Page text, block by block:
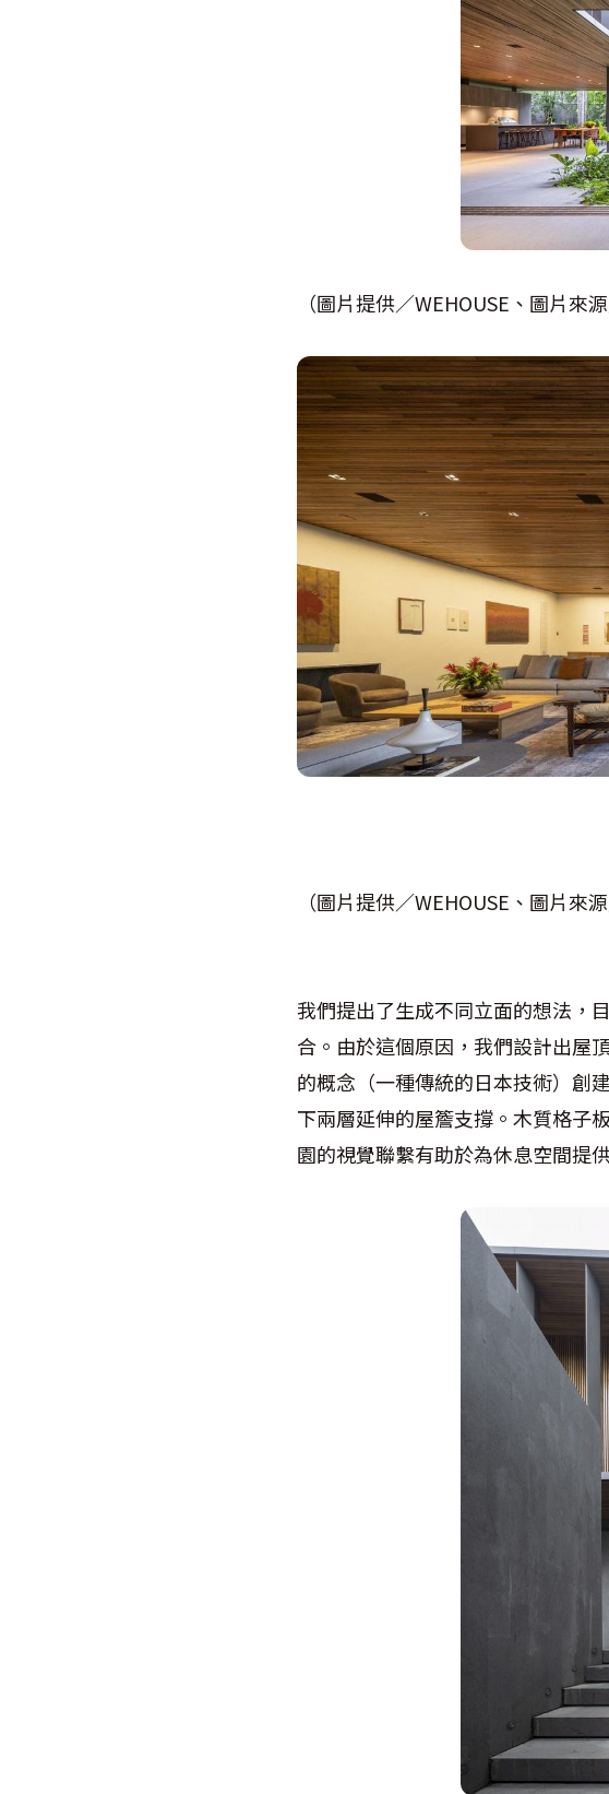
（圖片提供／WEHOUSE、圖片來
（圖片提供／WEHOUSE、圖片來
我們提出了生成不同立面的想法，
合。由於這個原因，我們設計出屋
的概念（一種傳統的日本技術）創
下兩層延伸的屋簷支撐。木質格子
園的視覺聯繫有助於為休息空間提